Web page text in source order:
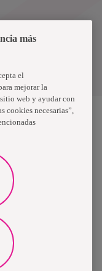
global líder en
soluciones. Nuestro
en beneficio de
y la sociedad en
países bajo las
otras marcas
Libero, Libresse,
Organic y Zewa. En
13 mil millones de
la compañía está
en Nasdaq Estocolmo.
más
el
mejorar la
web y ayudar con
cookies necesarias”,